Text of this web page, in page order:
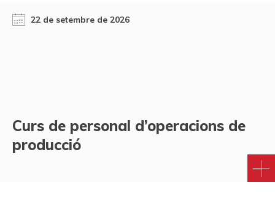
22 de setembre de 2026
Curs de personal d’operacions de
producció